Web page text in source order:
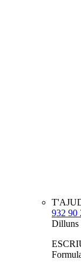
932 90
Dilluns